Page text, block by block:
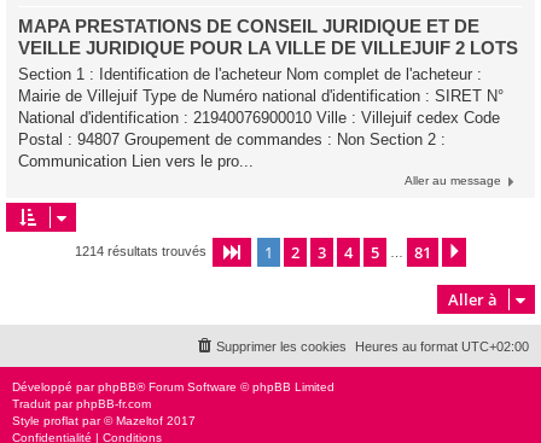
MAPA PRESTATIONS DE CONSEIL JURIDIQUE ET DE
VEILLE JURIDIQUE POUR LA VILLE DE VILLEJUIF 2 LOTS
Section 1 : Identification de l'acheteur Nom complet de l'acheteur :
Mairie de Villejuif Type de Numéro national d'identification : SIRET N°
National d'identification : 21940076900010 Ville : Villejuif cedex Code
Postal : 94807 Groupement de commandes : Non Section 2 :
Communication Lien vers le pro...
Aller au message
1214 résultats trouvés Page 1sur81
1 2 3 4 5 81
Aller à
Heures au format UTC+02:00
Supprimer les cookies
Développé parphpBB® Forum Software © phpBB Limited
Traduit parphpBB-fr.com
Style proflat par ©Mazeltof 2017
Confidentialité | Conditions